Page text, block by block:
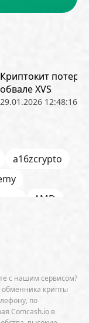
Криптокит
обвале XVS
29.01.2026 12:48:16
a16zcrypto
AMD
Pizza Day
Block
с нашим сервисом?
крипты
по
Comcash.io в